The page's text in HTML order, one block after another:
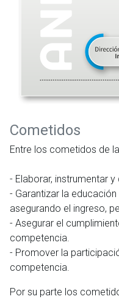
Cometidos
Entre los cometidos de
- Elaborar, instrumentar
- Garantizar la
asegurando el ingreso,
- Asegurar el
competencia.
- Promover la
competencia.
Por su parte los